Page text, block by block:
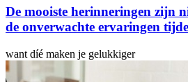
De mooiste herinneringen zijn
de onverwachte ervaringen
want díé maken je gelukkiger